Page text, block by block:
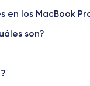
en los MacBook
son?